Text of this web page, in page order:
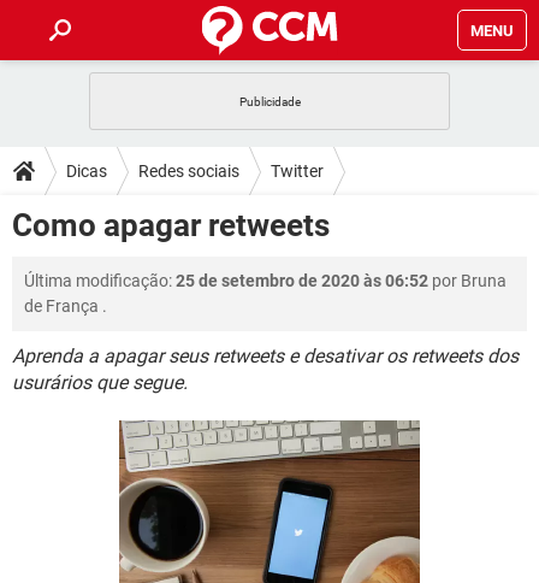
MENU
CELULAR FACEBOOK
OUTLOOK EXCEL
GUIA DE COMPRAS
DICAS
JOGOS WHATSAPP
CELULAR FACEBOOK
OUTLOOK EXCEL
GUIA DE COMPRAS
DOWNLOADS
CELULAR
INSTAGRAM
GUIA DE COMPRAS
FÓRUM
CELULAR FACEBOOK
GMAIL
GUIA DE COMPRAS
JOGOS
FACEBOOK
EXCEL
GMAIL
GUIA DE COMPRAS
Dicas Redes sociais Twitter
Como apagar retweets
Última modificação:25 de setembro de 2020 às 06:52 por Bruna
de França .
Aprenda a apagar seus retweets e desativar os retweets dos
usurários que segue.